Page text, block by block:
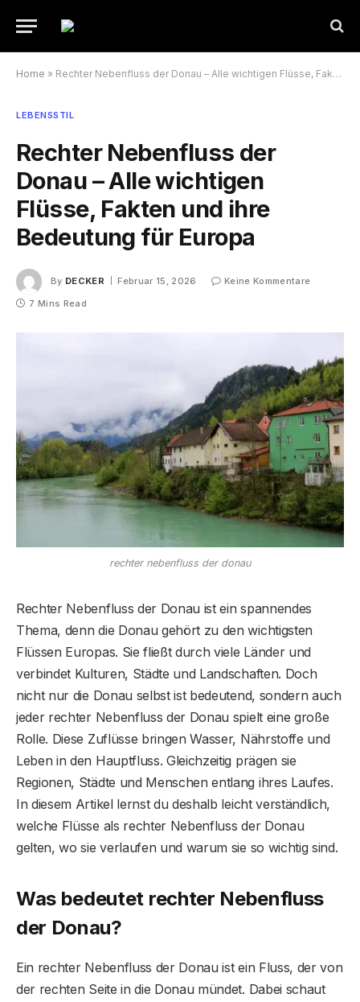
Home » Rechter Nebenfluss der Donau – Alle wichtigen Flüsse, Fakten und ihre Bedeutung für Europa
LEBENSSTIL
Rechter Nebenfluss der
Donau – Alle wichtigen
Flüsse, Fakten und ihre
Bedeutung für Europa
By DECKER Februar 15, 2026
Keine Kommentare
7 Mins Read
rechter nebenfluss der donau
Rechter Nebenfluss der Donau ist ein spannendes
Thema, denn die Donau gehört zu den wichtigsten
Flüssen Europas. Sie fließt durch viele Länder und
verbindet Kulturen, Städte und Landschaften. Doch
nicht nur die Donau selbst ist bedeutend, sondern auch
jeder rechter Nebenfluss der Donau spielt eine große
Rolle. Diese Zuflüsse bringen Wasser, Nährstoffe und
Leben in den Hauptfluss. Gleichzeitig prägen sie
Regionen, Städte und Menschen entlang ihres Laufes.
In diesem Artikel lernst du deshalb leicht verständlich,
welche Flüsse als rechter Nebenfluss der Donau
gelten, wo sie verlaufen und warum sie so wichtig sind.
Was bedeutet rechter Nebenfluss
der Donau?
Ein rechter Nebenfluss der Donau ist ein Fluss, der von
der rechten Seite in die Donau mündet. Dabei schaut